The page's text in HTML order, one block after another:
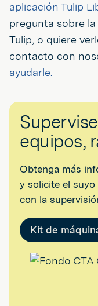
aplicación Tulip
pregunta sobre
Tulip, o quiere
contacto con
ayudarle.
equipos,
Obtenga más
y solicite el suyo
con la
Kit de